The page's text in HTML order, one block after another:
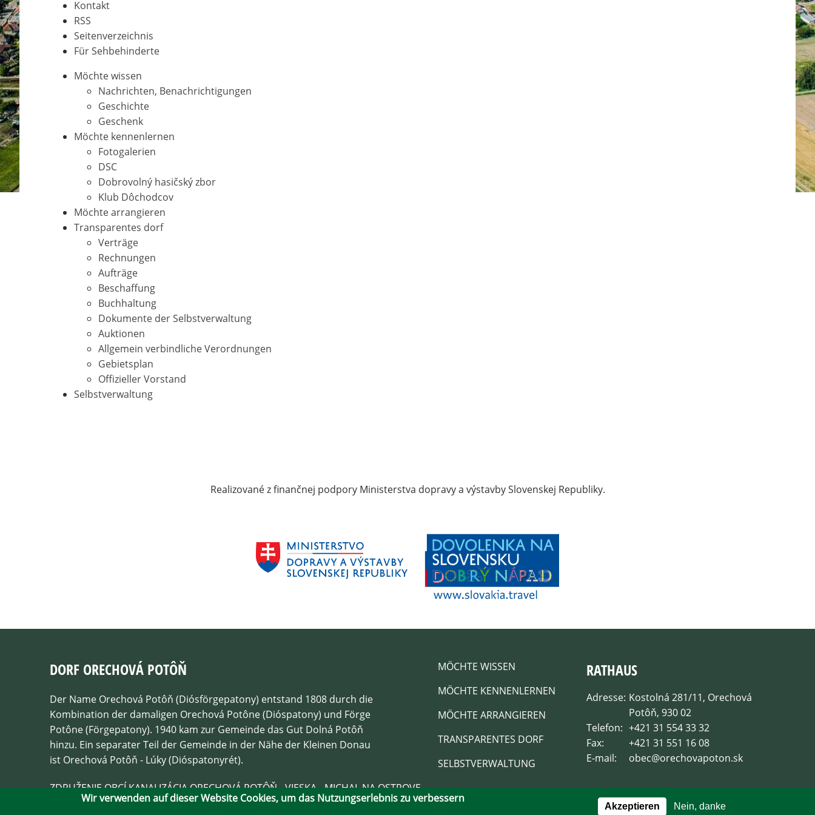
Sitemap
Top
menu
Kontakt
RSS
Seitenverzeichnis
Für Sehbehinderte
Möchte wissen
Nachrichten, Benachrichtigungen
Geschichte
Geschenk
Möchte kennenlernen
Fotogalerien
DSC
Dobrovolný hasičský zbor
Klub Dôchodcov
Möchte arrangieren
Transparentes dorf
Verträge
Rechnungen
Aufträge
Beschaffung
Buchhaltung
Dokumente der Selbstverwaltung
Auktionen
Allgemein verbindliche Verordnungen
Gebietsplan
Offizieller Vorstand
Selbstverwaltung
Realizované z finančnej podpory Ministerstva dopravy a výstavby Slovenskej Republiky.
DORF ORECHOVÁ POTÔŇ
Der Name Orechová Potôň (Diósförgepatony) entstand 1808 durch die
Kombination der damaligen Orechová Potône (Dióspatony) und Förge
Potône (Förgepatony). 1940 kam zur Gemeinde das Gut Dolná Potôň
hinzu. Ein separater Teil der Gemeinde in der Nähe der Kleinen Donau
ist Orechová Potôň - Lúky (Dióspatonyrét).
MÖCHTE WISSEN
MÖCHTE KENNENLERNEN
MÖCHTE ARRANGIEREN
TRANSPARENTES DORF
SELBSTVERWALTUNG
RATHAUS
Adresse: Kostolná 281/11, Orechová
Potôň, 930 02
Telefon: +421 31 554 33 32
Fax:
+421 31 551 16 08
E-mail:
obec@orechovapoton.sk
ZDRUŽENIE OBCÍ KANALIZÁCIA ORECHOVÁ POTÔŇ - VIESKA - MICHAL NA OSTROVE
Wir verwenden auf dieser Website Cookies, um das Nutzungserlebnis zu verbessern
Akzeptieren Nein, danke